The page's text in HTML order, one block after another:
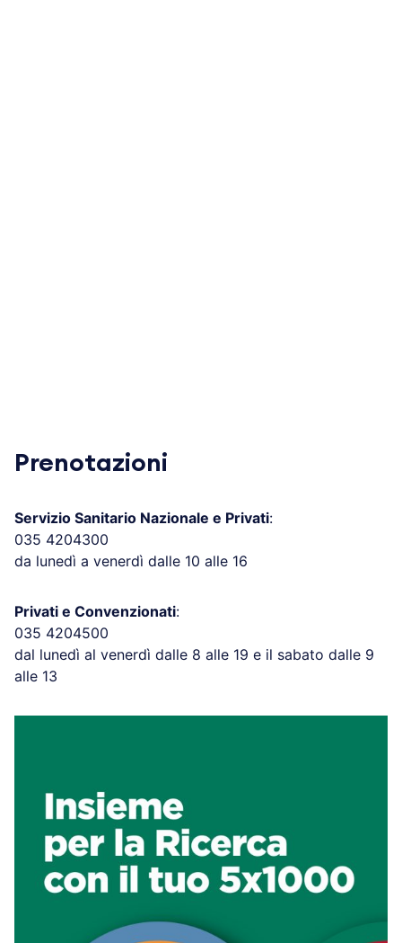
Prenotazioni
Servizio Sanitario Nazionale e Privati:
035 4204300
da lunedì a venerdì dalle 10 alle 16
Privati e Convenzionati:
035 4204500
dal lunedì al venerdì dalle 8 alle 19 e il sabato dalle 9
alle 13